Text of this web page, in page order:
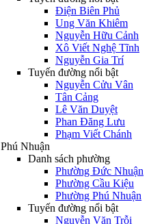
Điện Biên Phủ
Ung Văn Khiêm
Nguyễn Hữu Cảnh
Xô Viết Nghệ Tĩnh
Nguyễn Gia Trí
Tuyến đường nổi bật
Nguyễn Cửu Vân
Tân Cảng
Lê Văn Duyệt
Phan Đăng Lưu
Phạm Viết Chánh
Phú Nhuận
Danh sách phường
Phường Đức Nhuận
Phường Cầu Kiệu
Phường Phú Nhuận
Tuyến đường nổi bật
Nguyễn Văn Trỗi